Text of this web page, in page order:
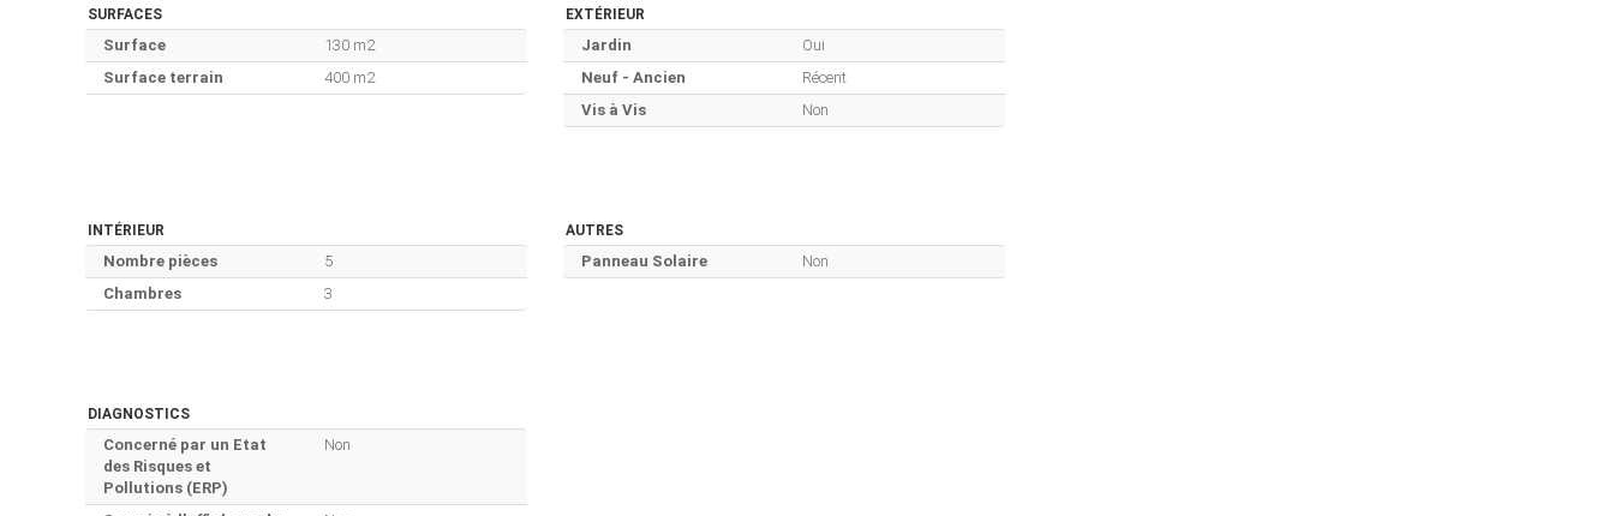
SURFACES
Surface
130 m2
Surface terrain
400 m2
EXTÉRIEUR
Jardin
Oui
Neuf - Ancien
Récent
Vis à Vis
Non
INTÉRIEUR
Nombre pièces
5
Chambres
3
AUTRES
Panneau Solaire Non
DIAGNOSTICS
Concerné par un Etat
des Risques et
Pollutions (ERP)
Non